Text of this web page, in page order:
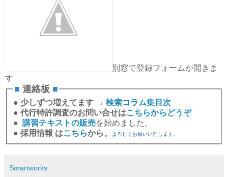
別窓で登録フォームが開きま
す
■ 連絡板 ■
● 少しずつ増えてます → 検索コラム集目次
● 代行特許調査のお問い合せはこちらからどうぞ
● 講習テキストの販売を始めました。
● 採用情報 はこちらから。 よろしくお願いいたします。
Smartworks